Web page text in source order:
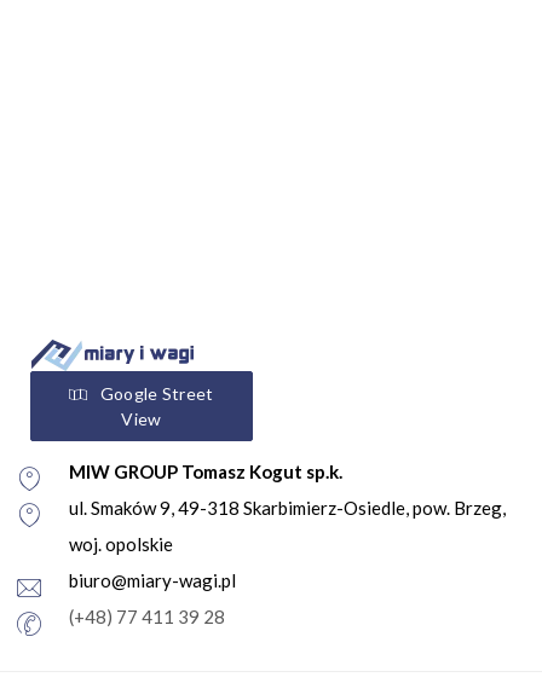
Google Street
View
MIW GROUP Tomasz Kogut sp.k.
ul. Smaków 9, 49-318 Skarbimierz-Osiedle, pow. Brzeg,
woj. opolskie
biuro@miary-wagi.pl
(+48) 77 411 39 28